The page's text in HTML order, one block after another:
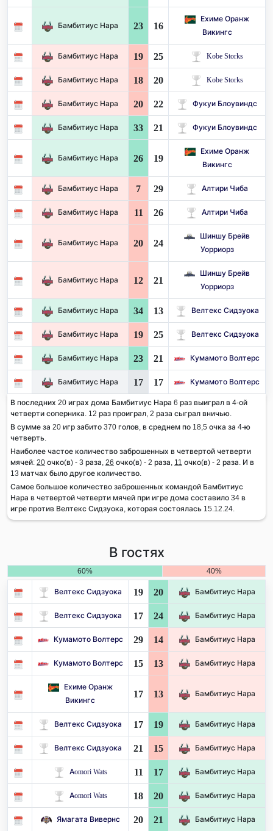
Бамбитиус Нара 23 16
Ехиме Оранж
Викингс
Бамбитиус Нара 19 25 Kobe Storks
Бамбитиус Нара 18 20 Kobe Storks
Бамбитиус Нара 20 22 Фукуи Блоувиндс
Бамбитиус Нара 33 21 Фукуи Блоувиндс
Бамбитиус Нара 26 19
Ехиме Оранж
Викингс
Бамбитиус Нара 7 29 Алтири Чиба
Бамбитиус Нара 11 26 Алтири Чиба
Бамбитиус Нара 20 24
Шиншу Брейв
Уорриорз
Бамбитиус Нара 12 21
Шиншу Брейв
Уорриорз
Бамбитиус Нара 34 13 Велтекс Сидзуока
Бамбитиус Нара 19 25 Велтекс Сидзуока
Бамбитиус Нара 23 21 Кумамото Волтерс
Бамбитиус Нара 17 17 Кумамото Волтерс
В последних 20 играх дома Бамбитиус Нара 6 раз выиграл в 4-ой
четверти соперника. 12 раз проиграл, 2 раза сыграл вничью.
В сумме за 20 игр забито 370 голов, в среднем по 18,5 очка за 4-ю
четверть.
Наиболее частое количество заброшенных в четвертой четверти
мячей: 20 очко(в) - 3 раза, 26 очко(в) - 2 раза, 11 очко(в) - 2 раза. И в
13 матчах было другое количество.
Самое большое количество заброшенных командой Бамбитиус
Нара в четвертой четверти мячей при игре дома составило 34 в
игре против Велтекс Сидзуока, которая состоялась 15.12.24.
В гостях
60% 40%
Велтекс Сидзуока 19 20 Бамбитиус Нара
Велтекс Сидзуока 17 24 Бамбитиус Нара
Кумамото Волтерс 29 14 Бамбитиус Нара
Кумамото Волтерс 15 13 Бамбитиус Нара
Ехиме Оранж
Викингс
17 13 Бамбитиус Нара
Велтекс Сидзуока 17 19 Бамбитиус Нара
Велтекс Сидзуока 21 15 Бамбитиус Нара
Aomori Wats 11 17 Бамбитиус Нара
Aomori Wats 18 20 Бамбитиус Нара
Ямагата Вивернс 20 21 Бамбитиус Нара